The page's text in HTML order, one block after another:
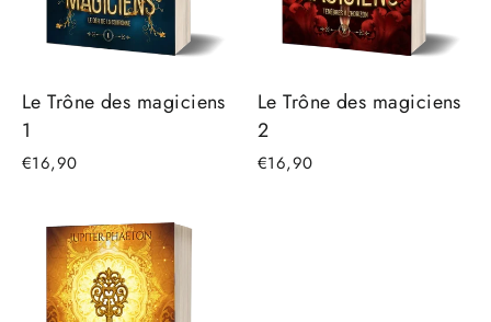
Le Trône des magiciens
1
€16,90
Le Trône des magiciens
2
€16,90